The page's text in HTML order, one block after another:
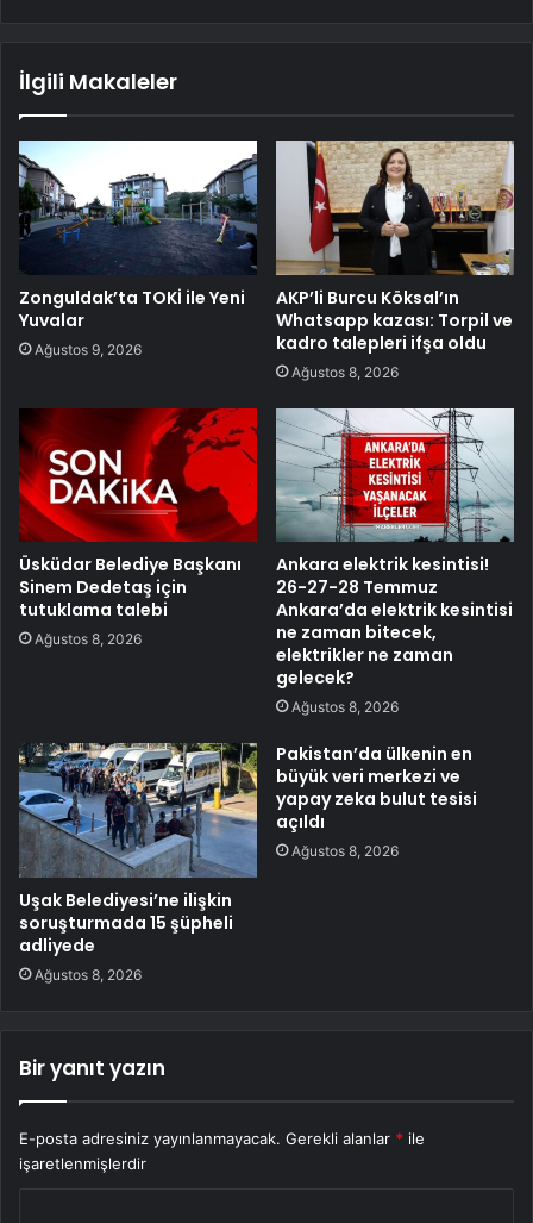
İlgili Makaleler
Zonguldak’ta TOKİ ile Yeni
Yuvalar
Ağustos 9, 2026
AKP’li Burcu Köksal’ın
Whatsapp kazası: Torpil ve
kadro talepleri ifşa oldu
Ağustos 8, 2026
Üsküdar Belediye Başkanı
Sinem Dedetaş için
tutuklama talebi
Ağustos 8, 2026
Ankara elektrik kesintisi!
26-27-28 Temmuz
Ankara’da elektrik kesintisi
ne zaman bitecek,
elektrikler ne zaman
gelecek?
Ağustos 8, 2026
Uşak Belediyesi’ne ilişkin
soruşturmada 15 şüpheli
adliyede
Ağustos 8, 2026
Pakistan’da ülkenin en
büyük veri merkezi ve
yapay zeka bulut tesisi
açıldı
Ağustos 8, 2026
Bir yanıt yazın
E-posta adresiniz yayınlanmayacak. Gerekli alanlar * ile
işaretlenmişlerdir